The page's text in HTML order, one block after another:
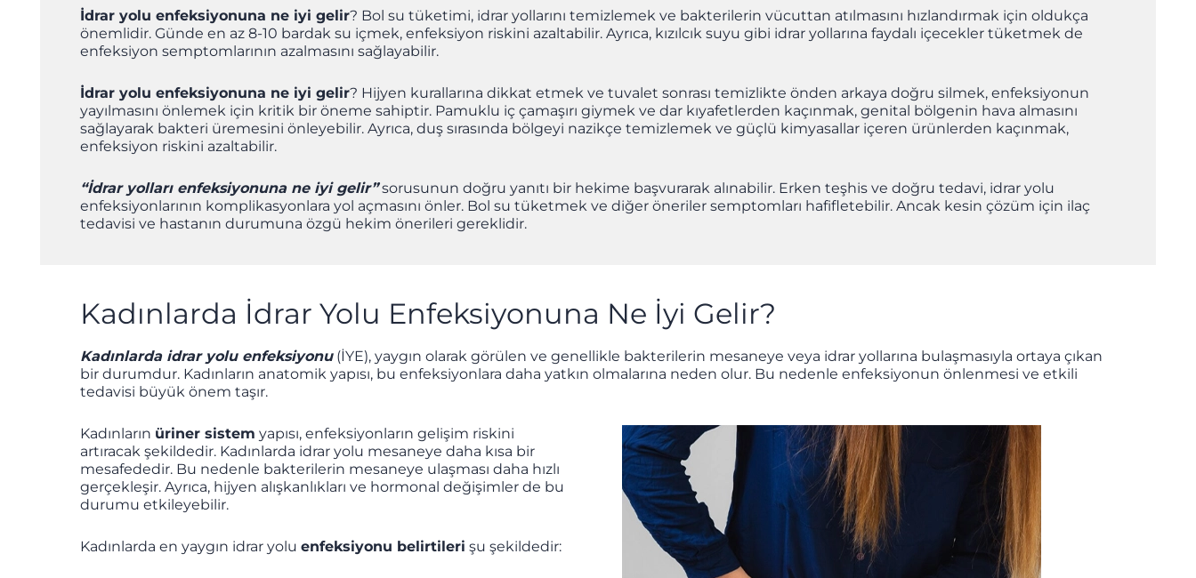
İdrar yolu enfeksiyonuna ne iyi gelir? Bol su tüketimi, idrar yollarını temizlemek ve bakterilerin vücuttan atılmasını hızlandırmak için oldukça
önemlidir. Günde en az 8-10 bardak su içmek, enfeksiyon riskini azaltabilir. Ayrıca, kızılcık suyu gibi idrar yollarına faydalı içecekler tüketmek de
enfeksiyon semptomlarının azalmasını sağlayabilir.
İdrar yolu enfeksiyonuna ne iyi gelir? Hijyen kurallarına dikkat etmek ve tuvalet sonrası temizlikte önden arkaya doğru silmek, enfeksiyonun
yayılmasını önlemek için kritik bir öneme sahiptir. Pamuklu iç çamaşırı giymek ve dar kıyafetlerden kaçınmak, genital bölgenin hava almasını
sağlayarak bakteri üremesini önleyebilir. Ayrıca, duş sırasında bölgeyi nazikçe temizlemek ve güçlü kimyasallar içeren ürünlerden kaçınmak,
enfeksiyon riskini azaltabilir.
“İdrar yolları enfeksiyonuna ne iyi gelir​”sorusunun doğru yanıtı bir hekime başvurarak alınabilir. Erken teşhis ve doğru tedavi, idrar yolu
enfeksiyonlarının komplikasyonlara yol açmasını önler. Bol su tüketmek ve diğer öneriler semptomları hafifletebilir. Ancak kesin çözüm için ilaç
tedavisi ve hastanın durumuna özgü hekim önerileri gereklidir.
Kadınlarda İdrar Yolu Enfeksiyonuna Ne İyi Gelir?
Kadınlarda idrar yolu enfeksiyonu(İYE), yaygın olarak görülen ve genellikle bakterilerin mesaneye veya idrar yollarına bulaşmasıyla ortaya çıkan
bir durumdur. Kadınların anatomik yapısı, bu enfeksiyonlara daha yatkın olmalarına neden olur. Bu nedenle enfeksiyonun önlenmesi ve etkili
tedavisi büyük önem taşır.
Kadınların üriner sistem yapısı, enfeksiyonların gelişim riskini
artıracak şekildedir. Kadınlarda idrar yolu mesaneye daha kısa bir
mesafededir. Bu nedenle bakterilerin mesaneye ulaşması daha hızlı
gerçekleşir. Ayrıca, hijyen alışkanlıkları ve hormonal değişimler de bu
durumu etkileyebilir.
Kadınlarda en yaygın idrar yolu enfeksiyonu belirtileri şu şekildedir: